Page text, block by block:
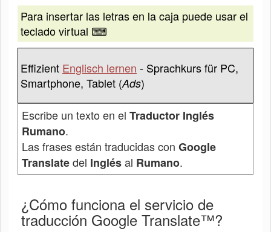
Para insertar las letras en la caja puede usar el
teclado virtual ⌨
Effizient Englisch lernen - Sprachkurs für PC,
Smartphone, Tablet (Ads)
Escribe un texto en el Traductor Inglés
Rumano.
Las frases están traducidas con Google
Translatedel Inglésal Rumano.
¿Cómo funciona el servicio de
traducción Google Translate™?